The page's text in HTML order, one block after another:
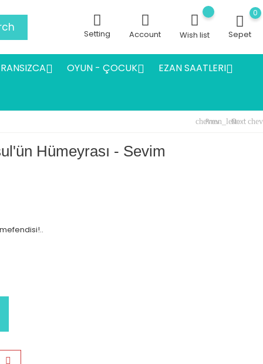
Setting Account Wish list
0
Sepet
 OYUN - ÇOCUK EZAN SAATLERI
chevron_left
Prev Next
Hümeyrası - Sevim